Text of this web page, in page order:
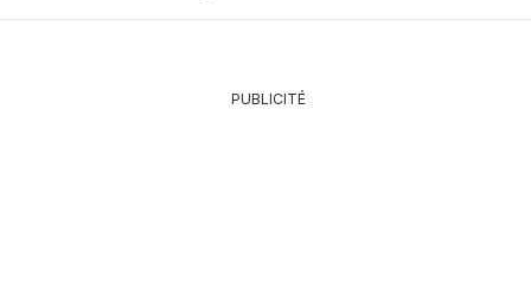
PUBLICITÉ